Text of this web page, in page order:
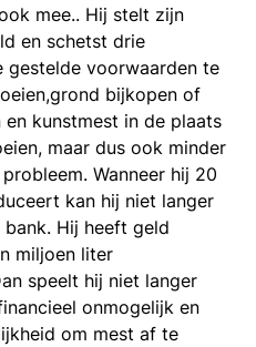
mee.. Hij stelt zijn
en schetst drie
gestelde voorwaarden te
bijkopen of
kunstmest in de plaats
maar dus ook minder
Wanneer hij 20
kan hij niet langer
Hij heeft geld
miljoen liter
speelt hij niet langer
onmogelijk en
om mest af te